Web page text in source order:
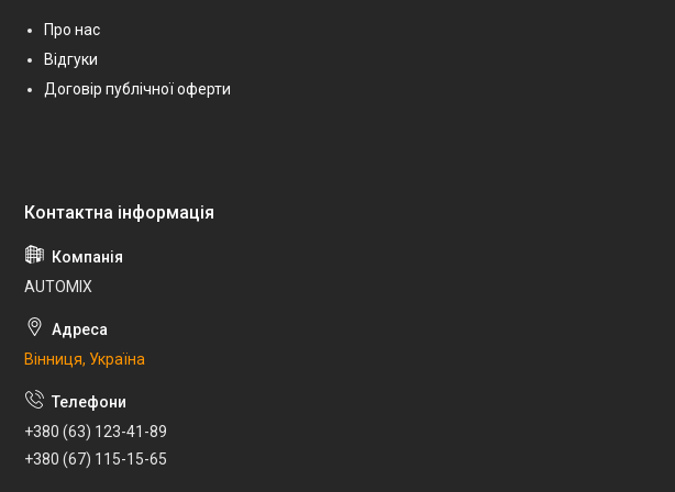
Про нас
Відгуки
Договір публічної оферти
AUTOMIX
Вінниця, Україна
+380 (63) 123-41-89
+380 (67) 115-15-65